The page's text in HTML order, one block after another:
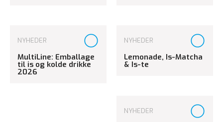
NYHEDER
MultiLine: Emballage
til is og kolde drikke
2026
NYHEDER
Lemonade, Is-Matcha
& Is-te
NYHEDER